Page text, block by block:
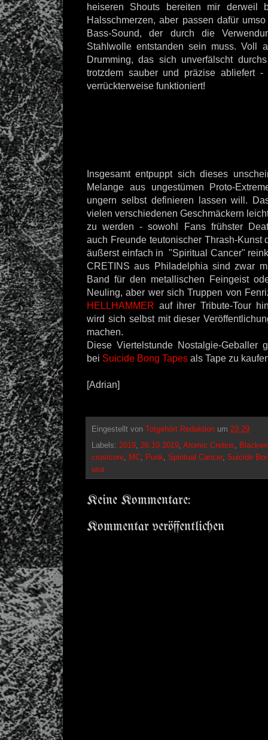
heiseren Shouts bereiten mir derweil
Halsschmerzen, aber passen dafür
Bass-Sound, der durch die
Stahlwolle entstanden sein muss. Voll
Drumming, das sich unverfälscht
trotzdem sauber und präzise abliefert -
verrückterweise funktioniert!
Insgesamt entpuppt sich dieses
Melange aus ungestümen Proto-
ungern selbst definieren lassen will.
vielen verschiedenen Geschmäckern
zu werden - sowohl Fans frühster
auch Freunde teutonischer Thrash-Kunst
äußerst einfach in "Spiritual Cancer"
CRETINS aus Philadelphia sind zwar
Band für den metallischen Feingeist
Neuling, aber wer sich Truppen von
HELLHAMMER auf ihrer Tribute-Tour
wird sich selbst mit dieser
machen.
Diese Viertelstunde Nostalgie-Geballer
bei Suicide Bong Tapes als Tape zu
[Adrian]
Eingestellt von Totgehört Redaktion um 23:29
Labels: 2019 26.10.2019 Atomic Cretins
crustcore MC Punk Spiritual Cancer, Suicide
usa
Keine Kommentare:
Kommentar veröffentlichen